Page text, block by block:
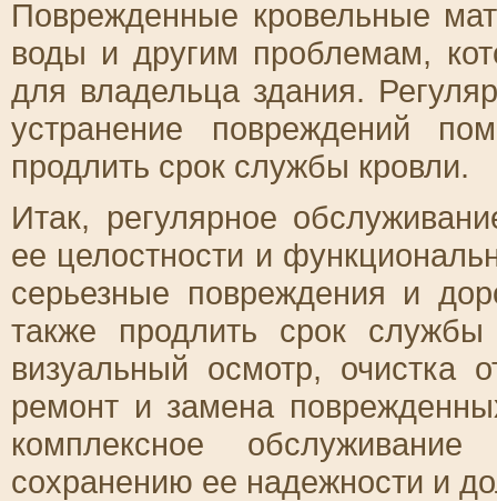
Поврежденные кровельные
воды и другим проблемам,
для владельца здания.
устранение повреждений
продлить срок службы кровли.
Итак, регулярное
ее целостности и
серьезные повреждения и
также продлить срок
визуальный осмотр, очистка
ремонт и замена
комплексное
сохранению ее надежности и